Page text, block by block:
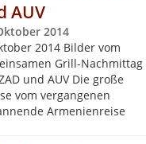
AUV
2014
2014 Bilder vom
Grill-Nachmittag
und AUV Die große
vom vergangenen
Armenienreise